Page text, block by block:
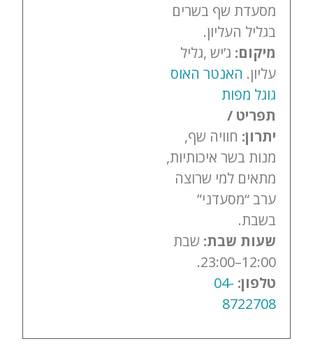
מסעדת שף בשרים
בגליל העליון.
מיקום: ג’יש ,גליל
עליון. האנטר האוס
גוגל מפות
תפריט /
יתרון: חוויה שף,
מנות בשר איכותיות,
מתאים למי שרוצה
ערב “מסעדני”
בשבת.
שעות שבת: שבת
12:00–23:00.
טלפון: 04-
8722708